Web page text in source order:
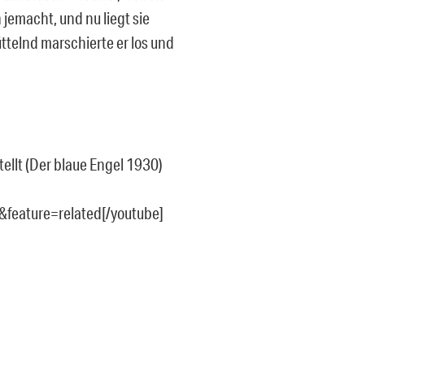
und nu liegt sie
marschierte er los und
(Der blaue Engel 1930)
youtube]